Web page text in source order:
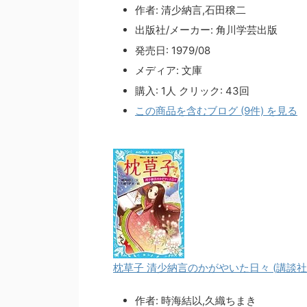
作者: 清少納言,石田穣二
出版社/メーカー: 角川学芸出版
発売日: 1979/08
メディア: 文庫
購入 : 1人 クリック: 43回
この商品を含むブログ (9件) を見る
枕草子 清少納言のかがやいた日々 (講談
作者: 時海結以,久織ちまき